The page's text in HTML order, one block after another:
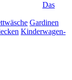
Das
Gardinen
Kinderwagen-